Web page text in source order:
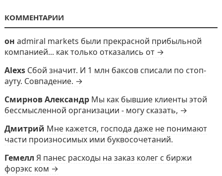
КОММЕНТАРИИ
он admiral markets были прекрасной прибыльной
компанией... как только отказались от →
Alexs Сбой значит. И 1 млн баксов списали по стоп-
ауту. Совпадение. →
Смирнов Александр Мы как бывшие клиенты этой
бессмысленной организации - могу сказать, →
Дмитрий Мне кажется, господа даже не понимают
части произносимых ими буквосочетаний.
Гемелл Я панес расходы на заказ колег с биржи
форэкс ком →